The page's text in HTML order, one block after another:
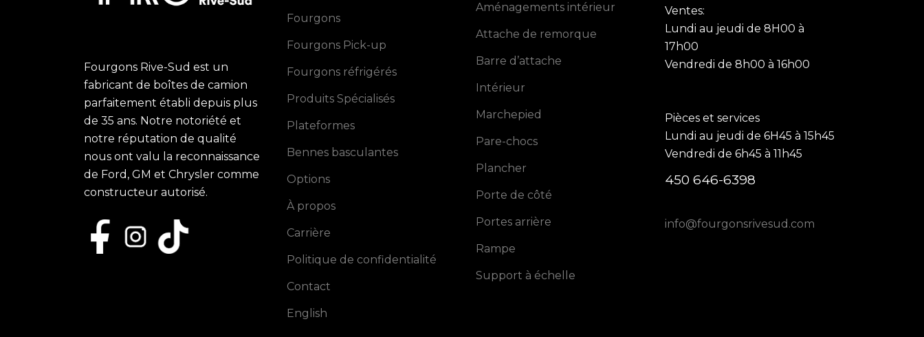
Fourgons Rive-Sud est un
fabricant de boîtes de camion
parfaitement établi depuis plus
de 35 ans. Notre notoriété et
notre réputation de qualité
nous ont valu la reconnaissance
de Ford, GM et Chrysler comme
constructeur autorisé.
Fourgons
Fourgons Pick-up
Fourgons réfrigérés
Produits Spécialisés
Plateformes
Bennes basculantes
Options
À propos
Carrière
Politique de confidentialité
Contact
English
Aménagements intérieur
Attache de remorque
Barre d’attache
Intérieur
Marchepied
Pare-chocs
Plancher
Porte de côté
Portes arrière
Rampe
Support à échelle
Ventes:
Lundi au jeudi de 8H00 à
17h00
Vendredi de 8h00 à 16h00
Pièces et services
Lundi au jeudi de 6H45 à 15h45
Vendredi de 6h45 à 11h45
450 646-6398
info@fourgonsrivesud.com